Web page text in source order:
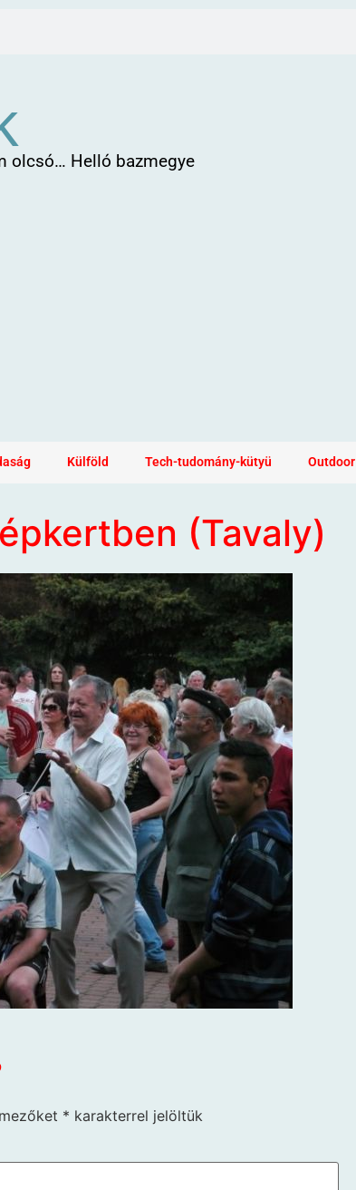
olcsó… Helló bazmegye
Külföld Tech-tudomány-kütyü Outdoor
(Tavaly)
* karakterrel jelöltük